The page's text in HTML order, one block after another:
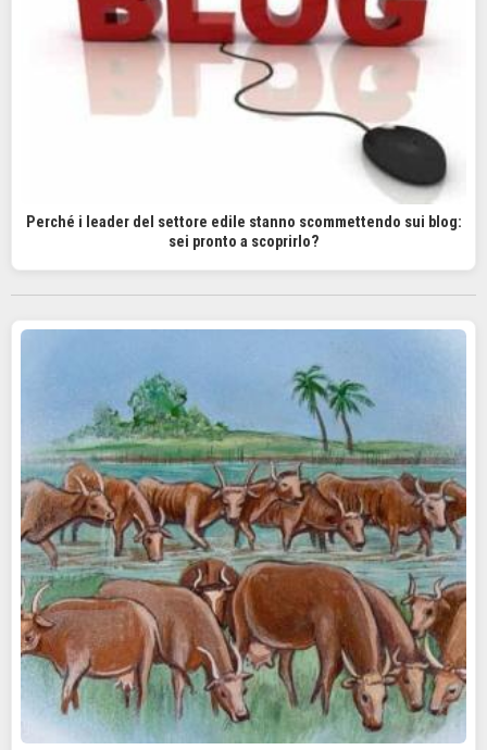
Perché i leader del settore edile stanno scommettendo sui blog:
sei pronto a scoprirlo?